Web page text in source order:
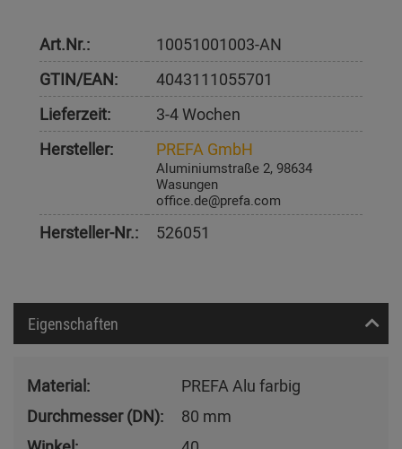
Art.Nr.:
10051001003-AN
GTIN/EAN:
4043111055701
Lieferzeit:
3-4 Wochen
Hersteller:
PREFA GmbH
Aluminiumstraße 2, 98634
Wasungen
office.de@prefa.com
Hersteller-Nr.: 526051
Eigenschaften
Material:
PREFA Alu farbig
Durchmesser (DN):
80 mm